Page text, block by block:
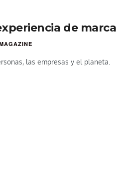
de marca
las empresas y el planeta.